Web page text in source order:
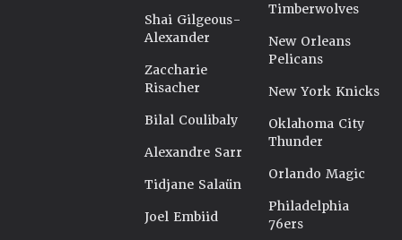
Shai Gilgeous-
Alexander
Zaccharie
Risacher
Bilal Coulibaly
Alexandre Sarr
Tidjane Salaün
Joel Embiid
Timberwolves
New Orleans
Pelicans
New York Knicks
Oklahoma City
Thunder
Orlando Magic
Philadelphia
76ers